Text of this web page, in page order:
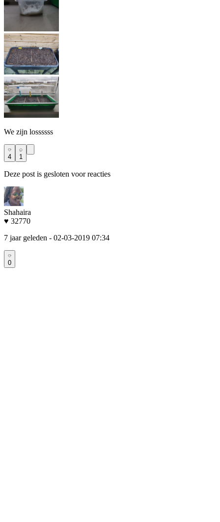
We zijn lossssss
4 1
Deze post is gesloten voor reacties
Shahaira
♥ 32770
7 jaar geleden - 02-03-2019 07:34
0